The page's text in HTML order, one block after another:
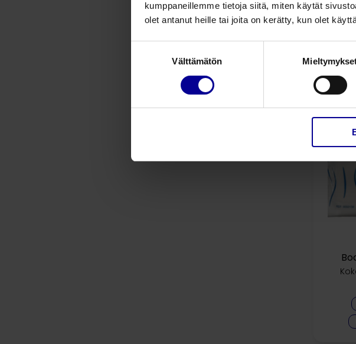
kumppaneillemme tietoja siitä, miten käytät
olet antanut heille tai joita on kerätty, kun olet
Välttämätön